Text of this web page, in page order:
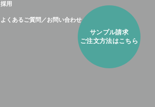
サンプル請求
ご注⽂方法はこちら
採用
よくあるご質問／お問い合わせ